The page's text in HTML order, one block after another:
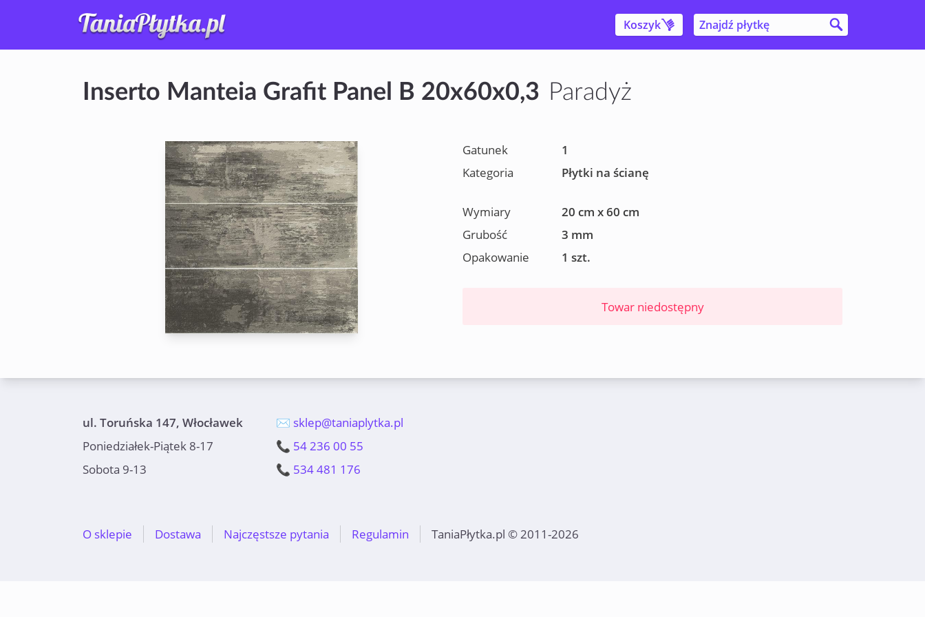
Koszyk
Inserto Manteia Grafit Panel B 20x60x0,3 Paradyż
Gatunek
1
Kategoria
Płytki na ścianę
Wymiary
20 cm x 60 cm
Grubość
3 mm
Opakowanie
1 szt.
Towar niedostępny
ul. Toruńska 147, Włocławek
Poniedziałek-Piątek 8-17
Sobota 9-13
✉️ sklep@taniaplytka.pl
📞 54 236 00 55
📞 534 481 176
O sklepie Dostawa Najczęstsze pytania Regulamin TaniaPłytka.pl © 2011-2026